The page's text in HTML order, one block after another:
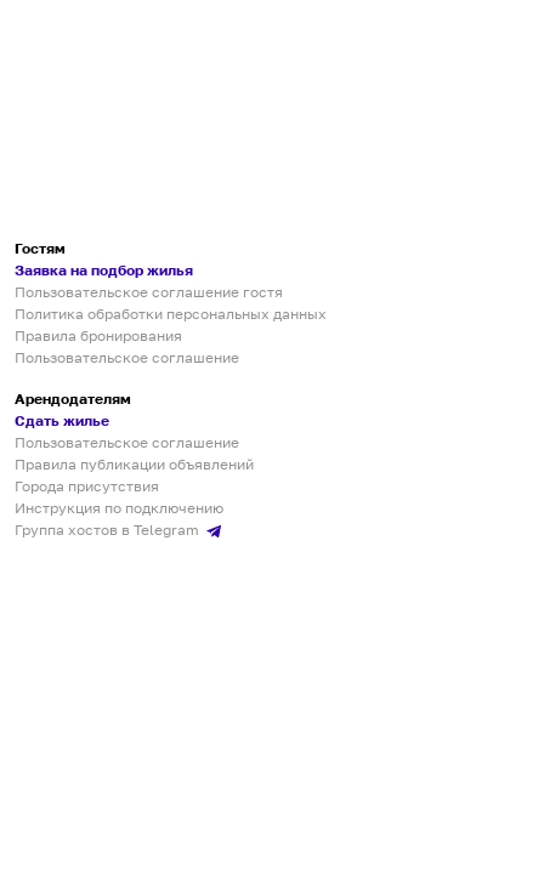
Гостям
Заявка на подбор жилья
Пользовательское соглашение гостя
Политика обработки персональных данных
Правила бронирования
Пользовательское соглашение
Арендодателям
Сдать жилье
Пользовательское соглашение
Правила публикации объявлений
Города присутствия
Инструкция по подключению
Группа хостов в Telegram